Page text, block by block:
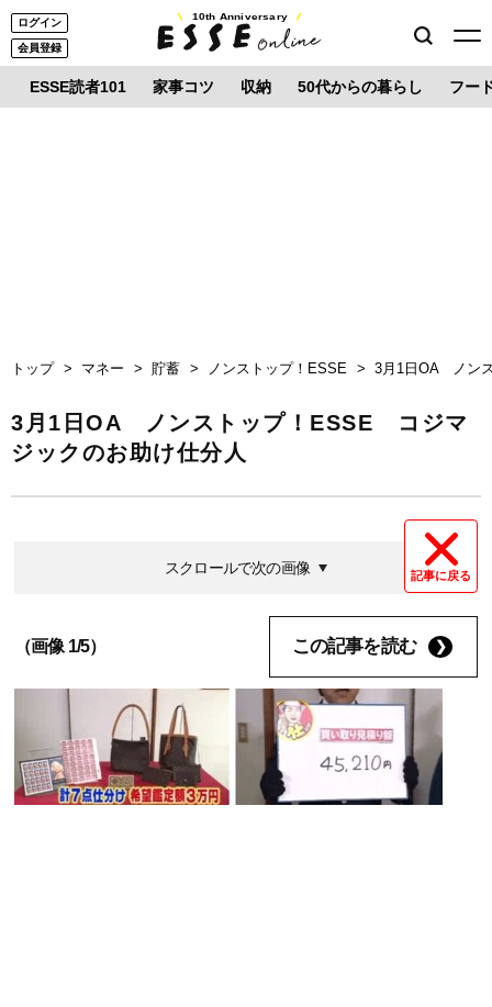
ログイン
会員登録
10th Anniversary
ESSE読者101 家事コツ 収納 50代からの暮らし フー
トップ マネー 貯蓄 ノンストップ！ESSE 3月1日OA ノン
3月1日OA ノンストップ！ESSE コジマ
ジックのお助け仕分人
記事に戻る
スクロールで次の画像
（画像 1/5） この記事を読む